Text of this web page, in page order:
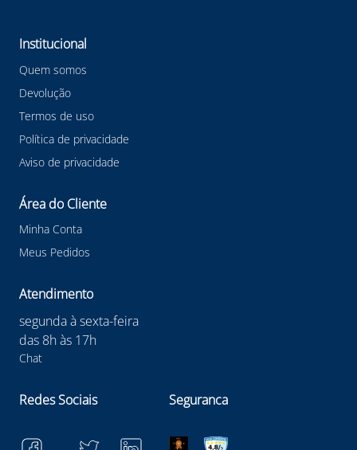
Institucional
Quem somos
Devolução
Termos de uso
Política de privacidade
Aviso de privacidade
Área do Cliente
Minha Conta
Meus Pedidos
Atendimento
segunda à sexta-feira
das 8h às 17h
Chat
Redes Sociais Seguranca